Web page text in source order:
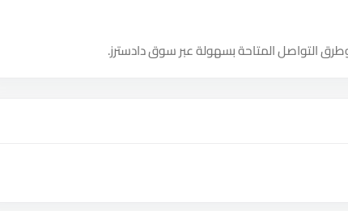
التواصل المتاحة بسهولة عبر سوق دادسترز.